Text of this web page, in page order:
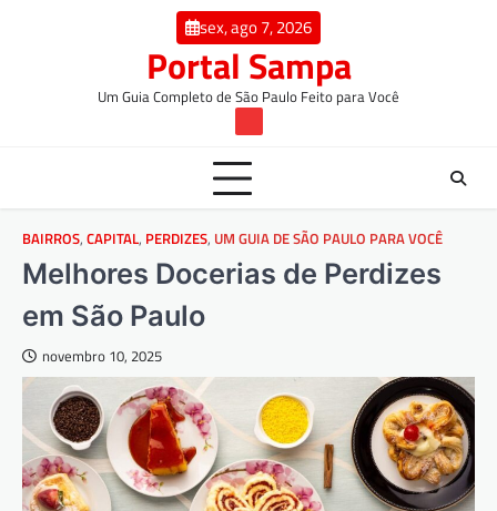
sex, ago 7, 2026
Portal Sampa
Um Guia Completo de São Paulo Feito para Você
TW
BAIRROS, CAPITAL, PERDIZES, UM GUIA DE SÃO PAULO PARA VOCÊ
Melhores Docerias de Perdizes
em São Paulo
novembro 10, 2025